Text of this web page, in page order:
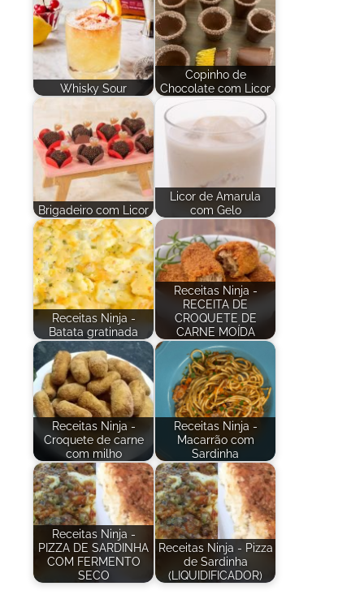
Whisky Sour
Copinho de
Chocolate com Licor
Brigadeiro com Licor
Licor de Amarula
com Gelo
Receitas Ninja -
Batata gratinada
Receitas Ninja -
RECEITA DE
CROQUETE DE
CARNE MOÍDA
Receitas Ninja -
Croquete de carne
com milho
Receitas Ninja -
Macarrão com
Sardinha
Receitas Ninja -
PIZZA DE SARDINHA
COM FERMENTO
SECO
Receitas Ninja - Pizza
de Sardinha
(LIQUIDIFICADOR)